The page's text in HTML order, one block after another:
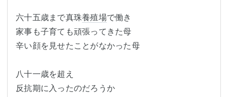
六十五歳まで真珠養殖場で働き
家事も子育ても頑張ってきた母
辛い顔を見せたことがなかった母
八十一歳を超え
反抗期に入ったのだろうか